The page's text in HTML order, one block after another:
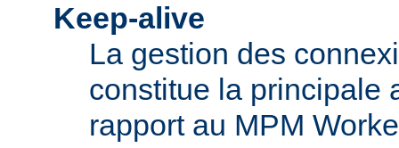
Keep-alive
La gestion des
constitue la principale
rapport au MPM